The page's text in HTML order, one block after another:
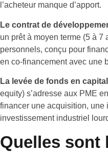
l’acheteur manque d’apport.
Le contrat de
un prêt à moyen terme (5 à
personnels, conçu pour
en co-financement avec une
La levée de fonds en
equity) s’adresse aux PME
financer une acquisition, une
investissement industriel
Quelles sont